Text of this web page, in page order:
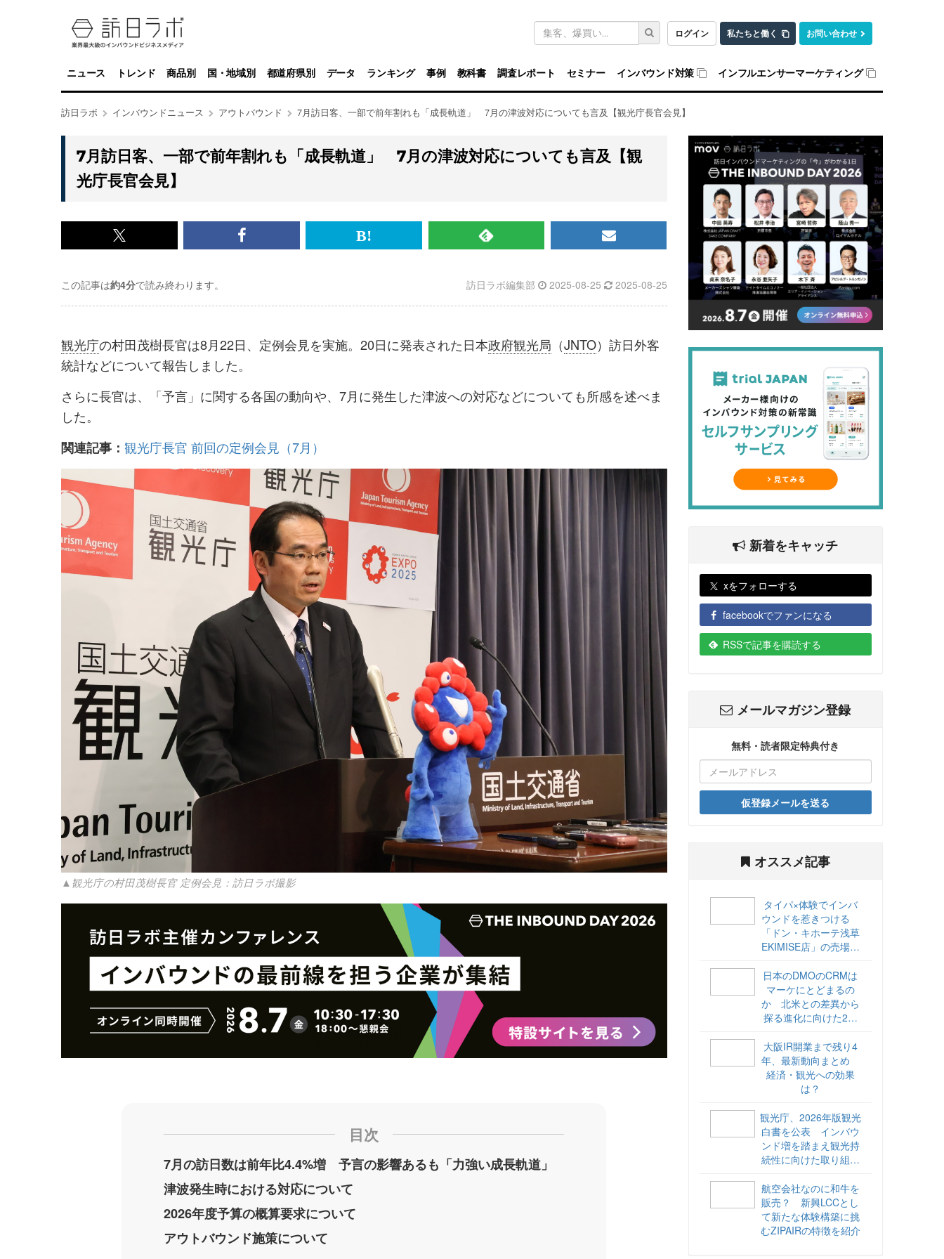
ログイン 私たちと働く お問い合わせ
キ
ワ
ド
検
索
ニュース トレンド 商品別 国・地域別 都道府県別 データ ランキング 事例 教科書 調査レポート セミナー インバウンド対策 インフルエンサーマーケティング
訪日ラボ インバウンドニュース アウトバウンド 7月訪日客、一部で前年割れも「成長軌道」 7月の津波対応についても言及【観光庁長官会見】
7月訪日客、一部で前年割れも「成長軌道」 7月の津波対応についても言及【観
光庁長官会見】
x<br>
記
事
シ
ェ
ア
る
Facebook<br>
事
シ
ェ
ア
る
は
ブ
ク
ー
追
RSS
記
事
購
す
メ
マ
ガ
録
る
訪日ラボ編集部 2025-08-25 2025-08-25
この記事は約4分で読み終わります。
観光庁の村田茂樹長官は8月22日、定例会見を実施。20日に発表された日本政府観光局 （JNTO）訪日外客
統計などについて報告しました。
さらに長官は、「予言」に関する各国の動向や、7月に発生した津波への対応などについても所感を述べま
した。
関連記事： 観光庁長官 前回の定例会見（7月）
▲観光庁の村田茂樹長官 定例会見：訪日ラボ撮影
目次
7月の訪日数は前年比4.4%増 予言の影響あるも「力強い成長軌道」
津波発生時における対応について
2026年度予算の概算要求について
アウトバウンド施策について
新着をキャッチ
xをフォローする
facebookでファンになる
RSSで記事を購読する
メールマガジン登録
無料・読者限定特典付き
仮登録メールを送る
オススメ記事
タイパ×体験でインバ
ウンドを惹きつける
「ドン・キホーテ浅草
EKIMISE店」の売場づ
日本のDMOのCRMは
マーケにとどまるの
か 北米との差異から
探る進化に向けた2ス
海外DMOのリアル
vol.6】
大阪IR開業まで残り4
年、最新動向まとめ
経済・観光への効果
は？
観光庁、2026年版観光
白書を公表 インバウ
ンド増を踏まえ観光持
続性に向けた取り組み
航空会社なのに和牛を
販売？ 新興LCCとし
て新たな体験構築に挑
むZIPAIRの特徴を紹介